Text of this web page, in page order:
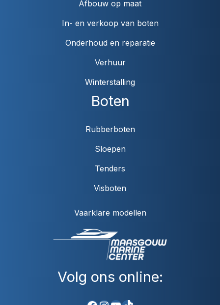
Volg ons online:
Boten
Rubberboten
Sloepen
Tenders
Visboten
Vaarklare modellen
Afbouw op maat
In- en verkoop van boten
Onderhoud en reparatie
Verhuur
Winterstalling